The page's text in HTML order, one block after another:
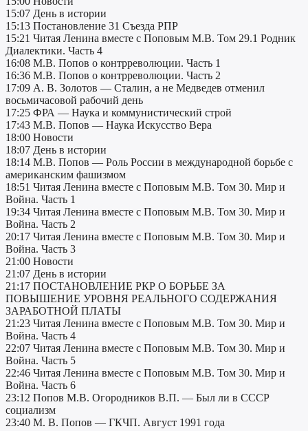
15:07 День в истории
15:13 Постановление 31 Съезда РПР
15:21 Читая Ленина вместе с Поповым М.В. Том 29.1 Родник
Диалектики. Часть 4
16:08 М.В. Попов о контрреволюции. Часть 1
16:36 М.В. Попов о контрреволюции. Часть 2
17:09 А. В. Золотов — Сталин, а не Медведев отменил
восьмичасовой рабочий день
17:25 ФРА — Наука и коммунистический строй
17:43 М.В. Попов — Наука Искусство Вера
18:00 Новости
18:07 День в истории
18:14 М.В. Попов — Роль России в международной борьбе с
американским фашизмом
18:51 Читая Ленина вместе с Поповым М.В. Том 30. Мир и
Война. Часть 1
19:34 Читая Ленина вместе с Поповым М.В. Том 30. Мир и
Война. Часть 2
20:17 Читая Ленина вместе с Поповым М.В. Том 30. Мир и
Война. Часть 3
21:00 Новости
21:07 День в истории
21:17 ПОСТАНОВЛЕНИЕ РКР О БОРЬБЕ ЗА
ПОВЫШЕНИЕ УРОВНЯ РЕАЛЬНОГО СОДЕРЖАНИЯ
ЗАРАБОТНОЙ ПЛАТЫ
21:23 Читая Ленина вместе с Поповым М.В. Том 30. Мир и
Война. Часть 4
22:07 Читая Ленина вместе с Поповым М.В. Том 30. Мир и
Война. Часть 5
22:46 Читая Ленина вместе с Поповым М.В. Том 30. Мир и
Война. Часть 6
23:12 Попов М.В. Огородников В.П. — Был ли в СССР
социализм
23:40 М. В. Попов — ГКЧП. Август 1991 года